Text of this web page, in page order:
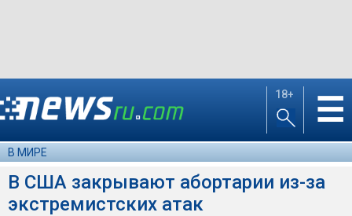
18+ ☰
В МИРЕ
В США закрывают абортарии из-за
экстремистских атак